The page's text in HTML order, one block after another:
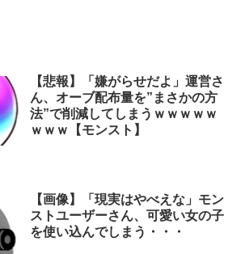
【悲報】「嫌がらせだよ」運営さ
ん、オーブ配布量を”まさかの方
法”で削減してしまうｗｗｗｗｗ
ｗｗｗ【モンスト】
【画像】「現実はやべえな」モン
ストユーザーさん、可愛い女の子
を使い込んでしまう・・・